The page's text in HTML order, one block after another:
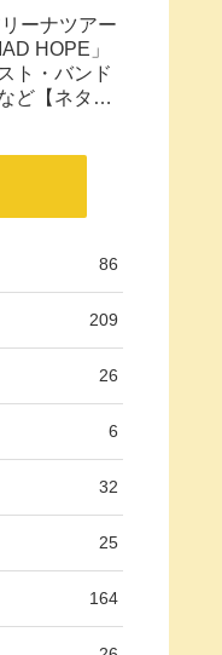
はしない様
ーナツアー
HOPE」
ト・バンド
ど【ネタバ
86
209
26
6
32
25
164